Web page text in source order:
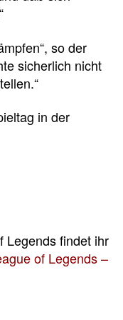
so der
sicherlich nicht
in der
Legends findet ihr
of Legends –